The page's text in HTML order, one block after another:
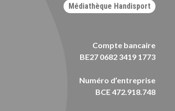
Médiathèque Handisport
Compte bancaire
BE27 0682 3419 1773
Numéro d’entreprise
BCE 472.918.748